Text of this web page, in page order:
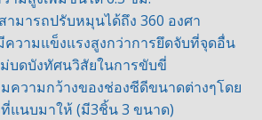
ามารถปรับหมุนได้ถึง 360 องศา
วามแข็งแรงสูงกว่าการยึดจับที่จุดอื่น
บดบังทัศนวิสัยในการขับขี่
ความกว้างของช่องซีดีขนาดต่างๆโดย
ที่แนบมาให้ (มี3ชิ้น 3 ขนาด)